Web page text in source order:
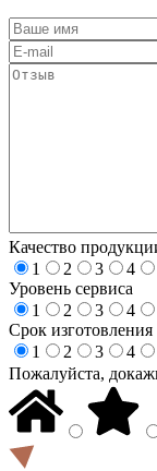
Качество
1
2 3 4
Уровень сервиса
1
2 3 4
Срок изготовления
1
2 3 4
Пожалуйста,